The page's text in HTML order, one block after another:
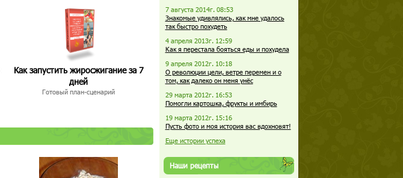
Как запустить жиросжигание за 7
дней
Готовый план-сценарий
7 августа 2014г. 08:53
Знакомые удивлялись, как мне удалось
так быстро похудеть
4 апреля 2013г. 12:59
Как я перестала бояться еды и похудела
9 апреля 2012г. 10:18
О революции цели, ветре перемен и о
том, как далеко он меня унёс
29 марта 2012г. 16:53
Помогли картошка, фрукты и имбирь
19 марта 2012г. 15:16
Пусть фото и моя история вас вдохновят!
Еще истории успеха
Наши рецепты